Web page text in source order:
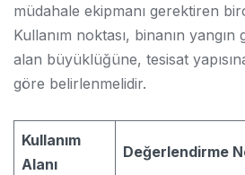
müdahale ekipmanı gerektiren
Kullanım noktası, binanın
alan büyüklüğüne, tesisat
göre belirlenmelidir.
Kullanım
Alanı
Değerlendirme